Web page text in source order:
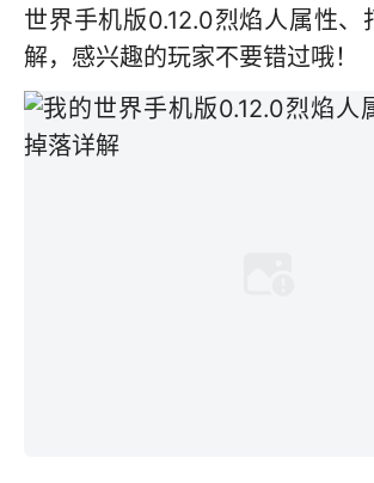
世界手机版0.12.0烈焰人属性、
解，感兴趣的玩家不要错过哦！